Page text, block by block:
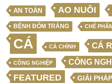
AN TOÀN AO NUÔI
BỆNH ĐỐM TRẮNG CHẾ
CÁ CÁ CHÌNH CÁ
CÔNG NGHIỆP CÔNG
FEATURED GIẢI PHÁP